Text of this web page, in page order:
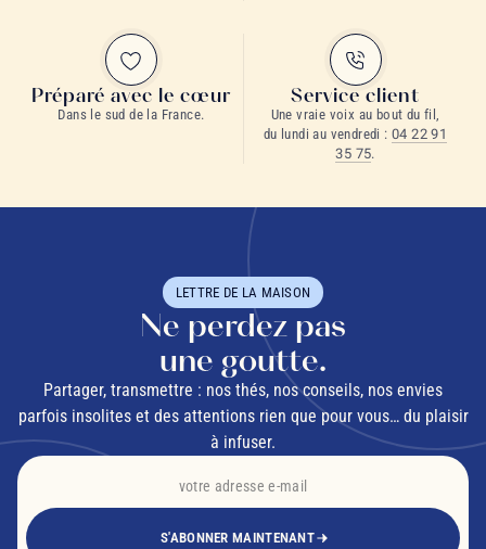
Préparé avec le cœur
Dans le sud de la France.
Service client
Une vraie voix au bout du fil,
du lundi au vendredi :04 22 91
35 75.
LETTRE DE LA MAISON
Ne perdez pas
une goutte.
Partager, transmettre : nos thés, nos conseils, nos envies
parfois insolites et des attentions rien que pour vous… du plaisir
à infuser.
S'ABONNER MAINTENANT